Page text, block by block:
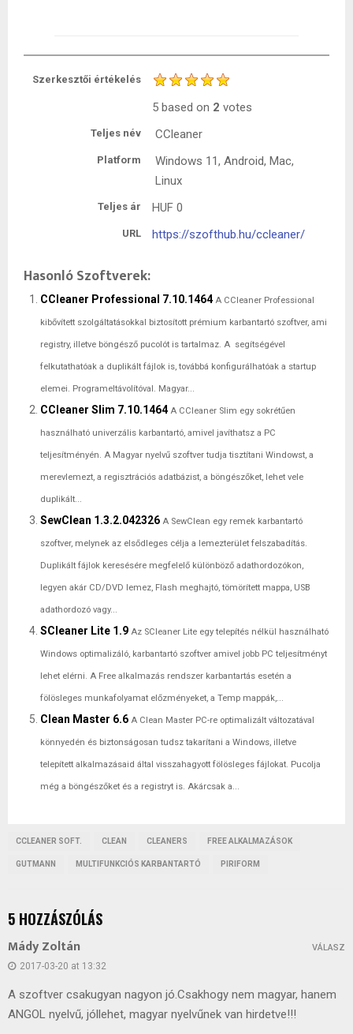
Szerkesztői értékelés
5based on 2 votes
Teljes név CCleaner
Platform
Windows 11, Android, Mac,
Linux
Teljes ár HUF 0
URL https://szofthub.hu/ccleaner/
Hasonló Szoftverek:
CCleaner Professional 7.10.1464 A CCleaner Professional
kibővített szolgáltatásokkal biztosított prémium karbantartó szoftver, ami
registry, illetve böngésző pucolót is tartalmaz. A segítségével
felkutathatóak a duplikált fájlok is, továbbá konfigurálhatóak a startup
elemei. Programeltávolítóval. Magyar...
CCleaner Slim 7.10.1464 A CCleaner Slim egy sokrétűen
használható univerzális karbantartó, amivel javíthatsz a PC
teljesítményén. A Magyar nyelvű szoftver tudja tisztítani Windowst, a
merevlemezt, a regisztrációs adatbázist, a böngészőket, lehet vele
duplikált...
SewClean 1.3.2.042326 A SewClean egy remek karbantartó
szoftver, melynek az elsődleges célja a lemezterület felszabadítás.
Duplikált fájlok keresésére megfelelő különböző adathordozókon,
legyen akár CD/DVD lemez, Flash meghajtó, tömörített mappa, USB
adathordozó vagy...
SCleaner Lite 1.9 Az SCleaner Lite egy telepítés nélkül használható
Windows optimalizáló, karbantartó szoftver amivel jobb PC teljesítményt
lehet elérni. A Free alkalmazás rendszer karbantartás esetén a
fölösleges munkafolyamat előzményeket, a Temp mappák,...
Clean Master 6.6 A Clean Master PC-re optimalizált változatával
könnyedén és biztonságosan tudsz takarítani a Windows, illetve
telepített alkalmazásaid által visszahagyott fölösleges fájlokat. Pucolja
még a böngészőket és a registryt is. Akárcsak a...
CCLEANER SOFT. CLEAN CLEANERS FREE ALKALMAZÁSOK
GUTMANN MULTIFUNKCIÓS KARBANTARTÓ PIRIFORM
5 HOZZÁSZÓLÁS
Mády Zoltán
2017-03-20 at 13:32
A szoftver csakugyan nagyon jó.Csakhogy nem magyar, hanem
ANGOL nyelvű, jóllehet, magyar nyelvűnek van hirdetve!!!
VÁLASZ